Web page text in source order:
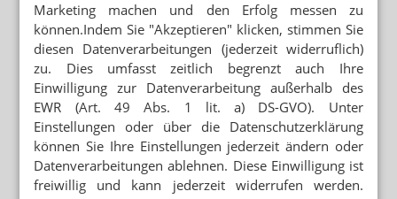
Marketing machen und den Erfolg messen zu
können.Indem Sie "Akzeptieren" klicken, stimmen Sie
diesen Datenverarbeitungen (jederzeit widerruflich)
zu. Dies umfasst zeitlich begrenzt auch Ihre
Einwilligung zur Datenverarbeitung außerhalb des
EWR (Art. 49 Abs. 1 lit. a) DS-GVO). Unter
Einstellungen oder über die Datenschutzerklärung
können Sie Ihre Einstellungen jederzeit ändern oder
Datenverarbeitungen ablehnen. Diese Einwilligung ist
freiwillig und kann jederzeit widerrufen werden.
Mehr zum Thema
GESETZGEBER MUSS HANDELN
Urteil verbietet Rezepturen im Sprechstundenbedarf
„AUTOMATISIERTE AUSGABESTATIONEN“
Automat statt Apotheke: Ausnahme für Versender
VENTAVIS/ADEMPAS/APO-GO
Patientenprogramme: Hintermann reich, Apotheker